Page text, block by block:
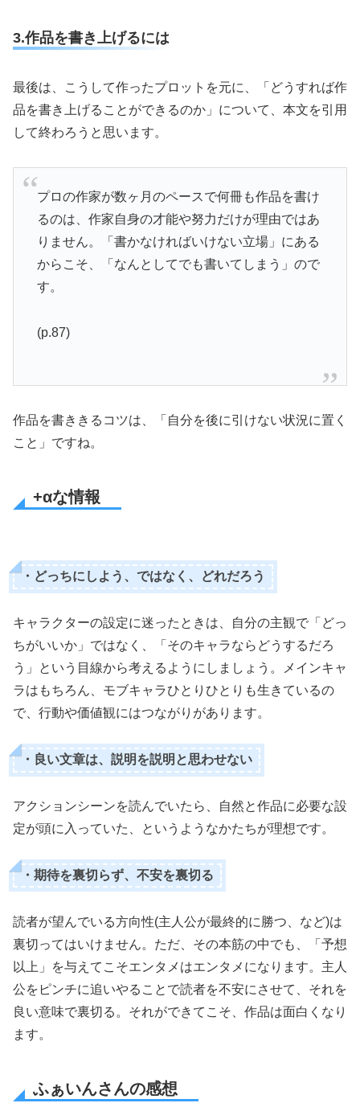
3.作品を書き上げるには
最後は、こうして作ったプロットを元に、「どうすれば作
品を書き上げることができるのか」について、本文を引用
して終わろうと思います。
プロの作家が数ヶ月のペースで何冊も作品を書け
るのは、作家自身の才能や努力だけが理由ではあ
りません。「書かなければいけない立場」にある
からこそ、「なんとしてでも書いてしまう」ので
す。
(p.87)
作品を書ききるコツは、「自分を後に引けない状況に置く
こと」ですね。
+αな情報
・どっちにしよう、ではなく、どれだろう
キャラクターの設定に迷ったときは、自分の主観で「どっ
ちがいいか」ではなく、「そのキャラならどうするだろ
う」という目線から考えるようにしましょう。メインキャ
ラはもちろん、モブキャラひとりひとりも生きているの
で、行動や価値観にはつながりがあります。
・良い文章は、説明を説明と思わせない
アクションシーンを読んでいたら、自然と作品に必要な設
定が頭に入っていた、というようなかたちが理想です。
・期待を裏切らず、不安を裏切る
読者が望んでいる方向性(主人公が最終的に勝つ、など)は
裏切ってはいけません。ただ、その本筋の中でも、「予想
以上」を与えてこそエンタメはエンタメになります。主人
公をピンチに追いやることで読者を不安にさせて、それを
良い意味で裏切る。それができてこそ、作品は面白くなり
ます。
ふぁいんさんの感想